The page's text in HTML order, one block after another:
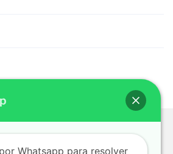
Whatsapp para resolver